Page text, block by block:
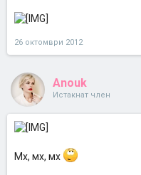
26 октомври 2012
Anouk
Истакнат член
Мх, мх, мх